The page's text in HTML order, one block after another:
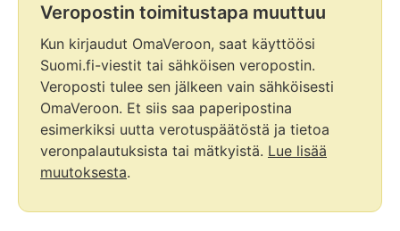
Huomio
Veropostin toimitustapa muuttuu
Kun kirjaudut OmaVeroon, saat käyttöösi
Suomi.fi-viestit tai sähköisen veropostin.
Veroposti tulee sen jälkeen vain sähköisesti
OmaVeroon. Et siis saa paperipostina
esimerkiksi uutta verotuspäätöstä ja tietoa
veronpalautuksista tai mätkyistä. Lue lisää
muutoksesta.